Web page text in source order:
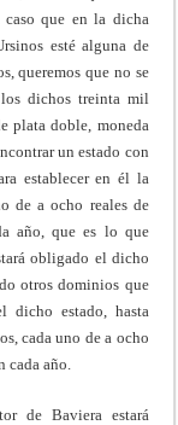
que en la dicha
esté alguna de
queremos que no se
dichos treinta mil
plata doble, moneda
un estado con
establecer en él la
de a ocho reales de
año, que es lo que
obligado el dicho
otros dominios que
dicho estado, hasta
cada uno de a ocho
año.
de Baviera estará